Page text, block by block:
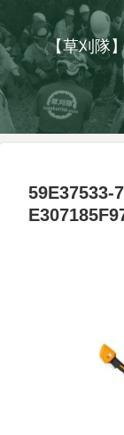
【草刈隊
59E37533-